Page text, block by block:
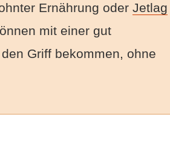
Ernährung oder Jetlag
mit einer gut
Griff bekommen, ohne